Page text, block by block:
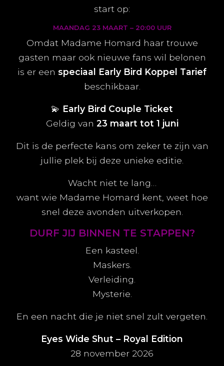
start op:
MAANDAG 23 MAART – 20:00 UUR
Omdat Madame Homard haar trouwe
gasten maar ook nieuwe fans wil belonen
is er een speciaal Early Bird Koppel Tarief
beschikbaar.
💫 Early Bird Couple Ticket
Geldig van 23 maart tot 1 juni
Dit is de perfecte kans om zeker te zijn van
jullie plek bij deze unieke editie.
Wacht niet te lang…
want wie Madame Homard kent, weet hoe
snel deze avonden uitverkopen.
DURF JIJ BINNEN TE STAPPEN?
Een kasteel.
Maskers.
Verleiding.
Mysterie.
En een nacht die je niet snel zult vergeten.
Eyes Wide Shut – Royal Edition
28 november 2026